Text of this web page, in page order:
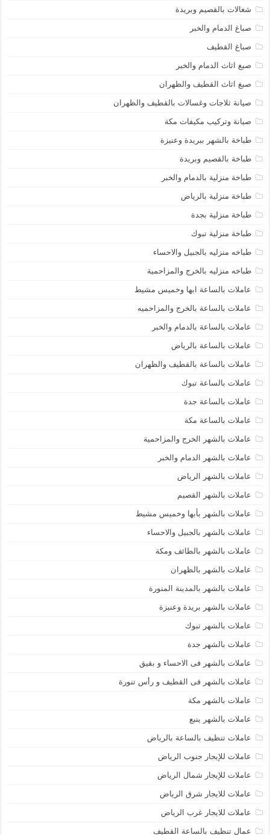
شغالات بالقصيم وبريدة
صباغ الدمام والخبر
صباغ القطيف
صبغ اثاث الدمام والخبر
صبغ اثاث القطيف والظهران
صيانة ثلاجات وغسالات بالقطيف والظهران
صيانة وتركيب مكيفات مكة
طباخة بالشهر ببريدة وعنيزة
طباخة بالقصيم وبريدة
طباخة منزلية بالدمام والخبر
طباخة منزلية بالرياض
طباخة منزلية بجدة
طباخة منزلية تبوك
طباخه منزليه بالجبيل والاحساء
طباخه منزليه بالخرج والمزاحمية
عاملات بالساعة ابها وخميس مشيط
عاملات بالساعة بالخرج والمزاحميه
عاملات بالساعة بالدمام والخبر
عاملات بالساعة بالرياض
عاملات بالساعة بالقطيف والظهران
عاملات بالساعة تبوك
عاملات بالساعة جدة
عاملات بالساعة مكة
عاملات بالشهر الخرج والمزاحمية
عاملات بالشهر الدمام والخبر
عاملات بالشهر الرياض
عاملات بالشهر القصيم
عاملات بالشهر بأبها وخميس مشيط
عاملات بالشهر بالجبيل والاحساء
عاملات بالشهر بالطائف ومكة
عاملات بالشهر بالظهران
عاملات بالشهر بالمدينة المنورة
عاملات بالشهر بريدة وعنيزة
عاملات بالشهر تبوك
عاملات بالشهر جدة
عاملات بالشهر فى الاحساء و بقيق
عاملات بالشهر فى القطيف و رأس تنورة
عاملات بالشهر مكة
عاملات بالشهر ينبع
عاملات تنظيف بالساعة بالرياض
عاملات للإيجار جنوب الرياض
عاملات للإيجار شمال الرياض
عاملات للايجار شرق الرياض
عاملات للايجار غرب الرياض
عمال تنظيف بالساعة القطيف